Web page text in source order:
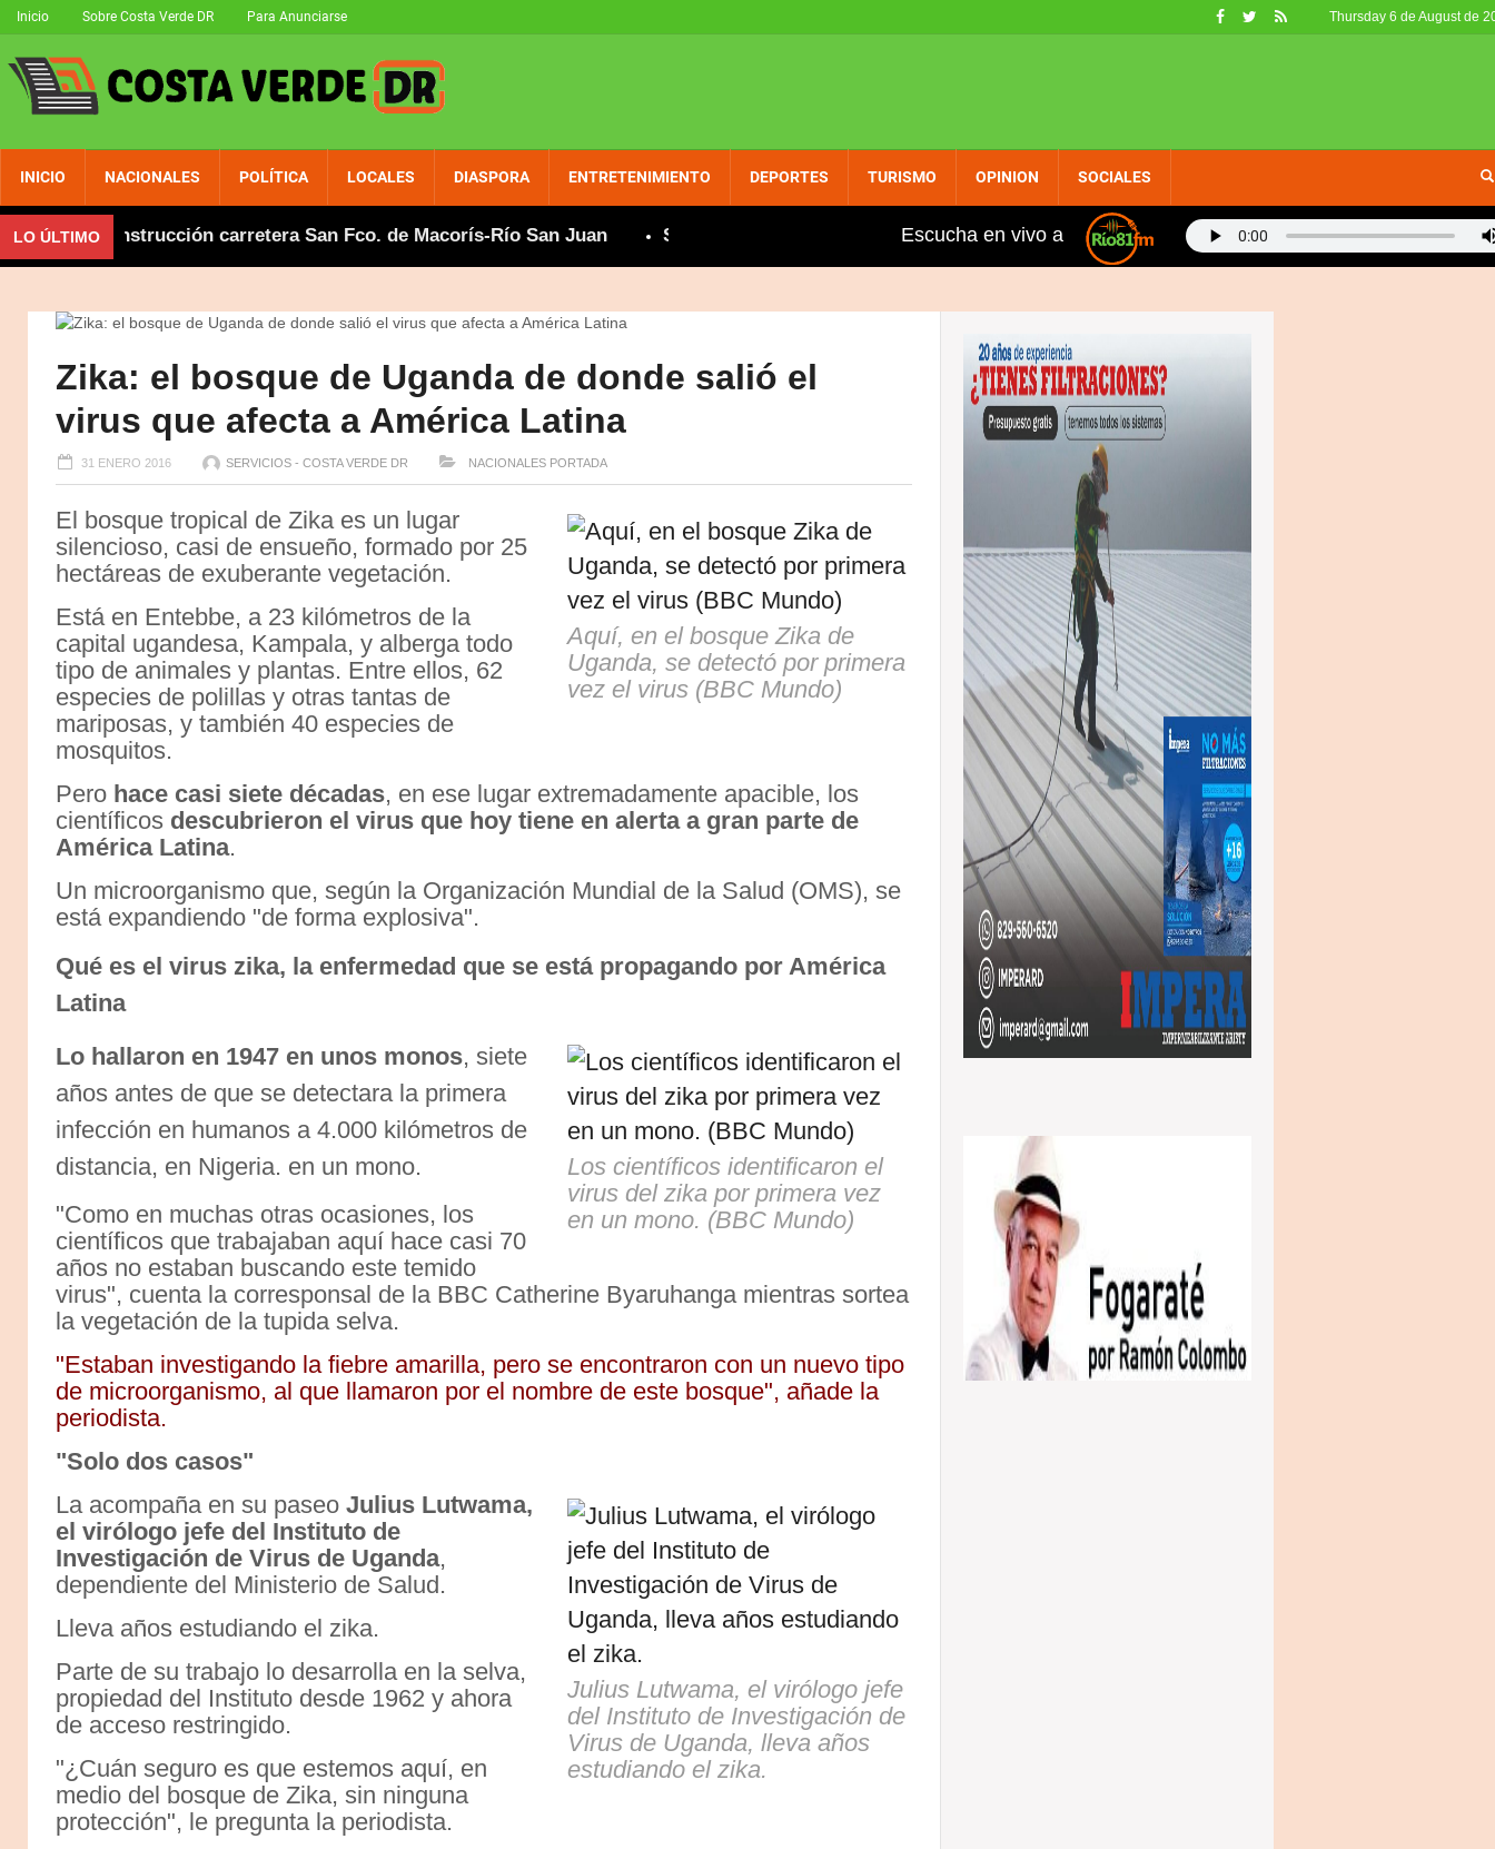
Thursday 6 de August de
Inicio Sobre Costa Verde DR Para Anunciarse
INICIO NACIONALES POLÍTICA LOCALES DIASPORA ENTRETENIMIENTO DEPORTES TURISMO OPINION SOCIALES
LO ÚLTIMO
construcción carretera San Fco. de Macorís-Río San Juan Soñar no cuesta nada INDEX, Vimenca y Western Unión efectuan encuentro con comunidad
Escucha en vivo a
Zika: el bosque de Uganda de donde salió el
virus que afecta a América Latina
31 ENERO 2016 SERVICIOS - COSTA VERDE DR NACIONALES PORTADA
Aquí, en el bosque Zika de
Uganda, se detectó por primera
vez el virus (BBC Mundo)
El bosque tropical de Zika es un lugar
silencioso, casi de ensueño, formado por 25
hectáreas de exuberante vegetación.
Está en Entebbe, a 23 kilómetros de la
capital ugandesa, Kampala, y alberga todo
tipo de animales y plantas. Entre ellos, 62
especies de polillas y otras tantas de
mariposas, y también 40 especies de
mosquitos.
Pero hace casi siete décadas, en ese lugar extremadamente apacible, los
científicos descubrieron el virus que hoy tiene en alerta a gran parte de
América Latina.
Un microorganismo que, según la Organización Mundial de la Salud (OMS), se
está expandiendo "de forma explosiva".
Qué es el virus zika, la enfermedad que se está propagando por América
Latina
Los científicos identificaron el
virus del zika por primera vez
en un mono. (BBC Mundo)
Lo hallaron en 1947 en unos monos, siete
años antes de que se detectara la primera
infección en humanos a 4.000 kilómetros de
distancia, en Nigeria. en un mono.
"Como en muchas otras ocasiones, los
científicos que trabajaban aquí hace casi 70
años no estaban buscando este temido
virus", cuenta la corresponsal de la BBC Catherine Byaruhanga mientras sortea
la vegetación de la tupida selva.
"Estaban investigando la fiebre amarilla, pero se encontraron con un nuevo tipo
de microorganismo, al que llamaron por el nombre de este bosque", añade la
periodista.
"Solo dos casos"
Julius Lutwama, el virólogo jefe
del Instituto de Investigación de
Virus de Uganda, lleva años
estudiando el zika.
La acompaña en su paseo Julius Lutwama,
el virólogo jefe del Instituto de
Investigación de Virus de Uganda,
dependiente del Ministerio de Salud.
Lleva años estudiando el zika.
Parte de su trabajo lo desarrolla en la selva,
propiedad del Instituto desde 1962 y ahora
de acceso restringido.
"¿Cuán seguro es que estemos aquí, en
medio del bosque de Zika, sin ninguna
protección", le pregunta la periodista.